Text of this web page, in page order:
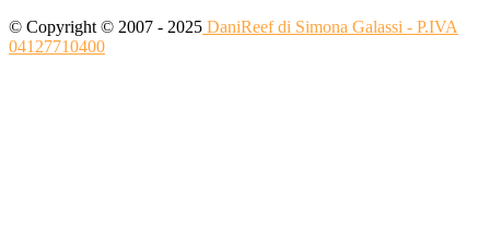
© Copyright © 2007 - 2025 DaniReef di Simona Galassi - P.IVA
04127710400